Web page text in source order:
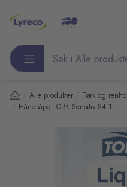
Søk etter produkter
Alle produkter Tørk og
Håndsåpe TORK Sensitiv S4 1L